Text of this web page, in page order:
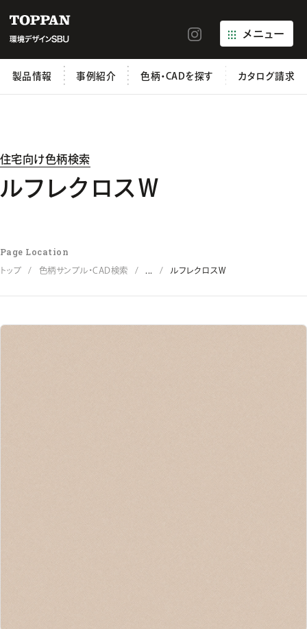
メニュー
製品情報 事例紹介 色柄・CADを探す カタログ請求
住宅向け色柄検索
ルフレクロスＷ
Page Location
トップ 色柄サンプル・CAD検索 ... ルフレクロスＷ